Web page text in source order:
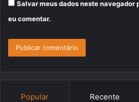
Salvar meus dados neste navegador
eu comentar.
Popular Recente